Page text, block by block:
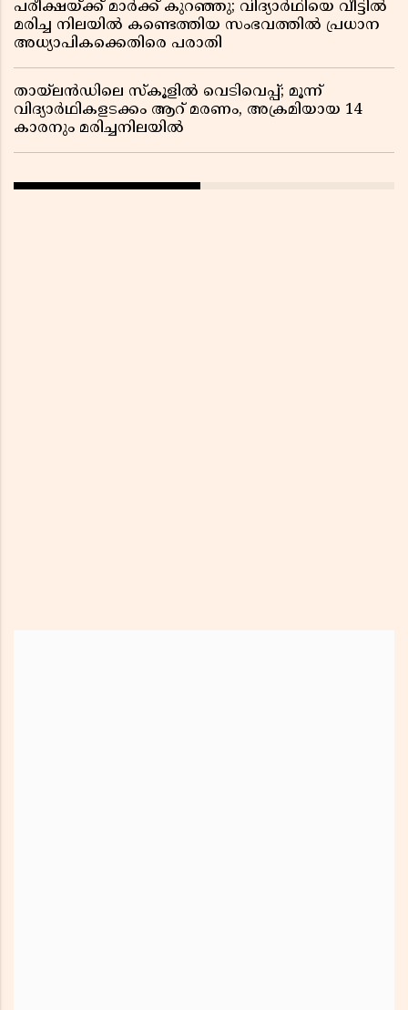
പരീക്ഷയ്ക്ക് മാർക്ക് കുറഞ്ഞു; വിദ്യാർഥിയെ വീട്ടിൽ
മരിച്ച നിലയിൽ കണ്ടെത്തിയ സംഭവത്തിൽ പ്രധാന
അധ്യാപികക്കെതിരെ പരാതി
തായ്‌ലൻഡിലെ സ്‌കൂളിൽ വെടിവെപ്പ്; മൂന്ന്
വിദ്യാർഥികളടക്കം ആറ് മരണം, അക്രമിയായ 14
കാരനും മരിച്ചനിലയിൽ